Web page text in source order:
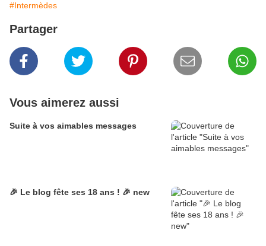
#Intermèdes
Partager
Vous aimerez aussi
Suite à vos aimables messages
🎉 Le blog fête ses 18 ans ! 🎉 new